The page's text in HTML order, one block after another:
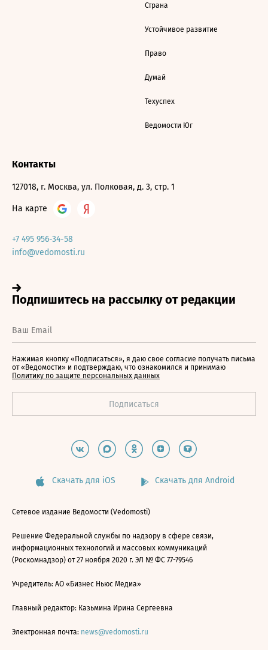
Страна
Устойчивое развитие
Право
Думай
Техуспех
Ведомости Юг
Контакты
127018, г. Москва, ул. Полковая, д. 3, стр. 1
На карте
+7 495 956-34-58
info@vedomosti.ru
Нажимая кнопку «Подписаться», я даю свое согласие получать письма
от «Ведомости» и подтверждаю, что ознакомился и принимаю
Политику по защите персональных данных
Скачать для iOS Скачать для Android
Сетевое издание Ведомости (Vedomosti)
Решение Федеральной службы по надзору в сфере связи,
информационных технологий и массовых коммуникаций
(Роскомнадзор) от 27 ноября 2020 г. ЭЛ № ФС 77-79546
Учредитель: АО «Бизнес Ньюс Медиа»
Главный редактор: Казьмина Ирина Сергеевна
Электронная почта: news@vedomosti.ru